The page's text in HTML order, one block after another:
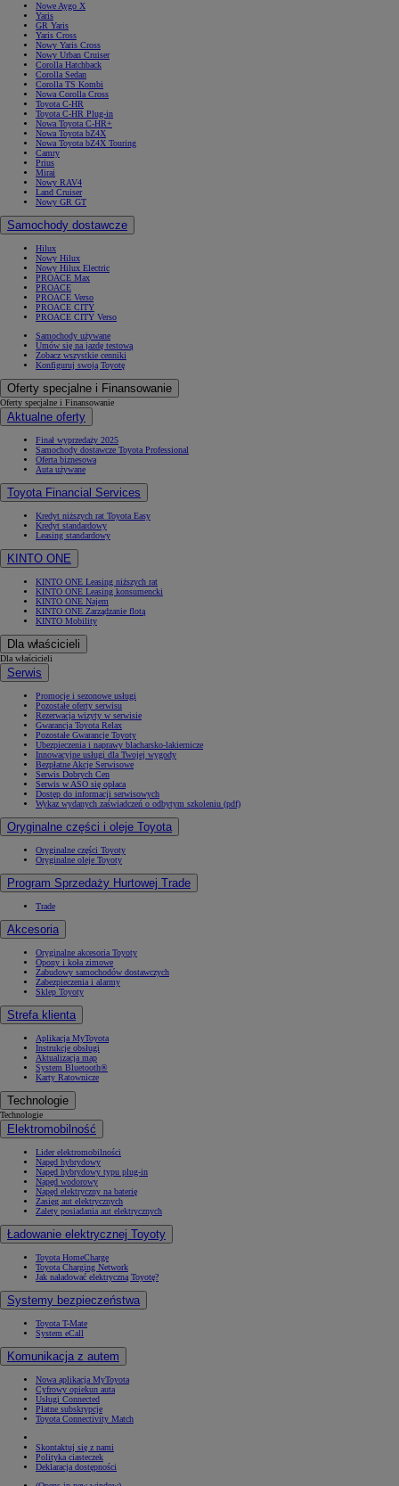
Nowe Aygo X
Yaris
GR Yaris
Yaris Cross
Nowy Yaris Cross
Nowy Urban Cruiser
Corolla Hatchback
Corolla Sedan
Corolla TS Kombi
Nowa Corolla Cross
Toyota C-HR
Toyota C-HR Plug-in
Nowa Toyota C-HR+
Nowa Toyota bZ4X
Nowa Toyota bZ4X Touring
Camry
Prius
Mirai
Nowy RAV4
Land Cruiser
Nowy GR GT
Samochody dostawcze
Hilux
Nowy Hilux
Nowy Hilux Electric
PROACE Max
PROACE
PROACE Verso
PROACE CITY
PROACE CITY Verso
Samochody używane
Umów się na jazdę testową
Zobacz wszystkie cenniki
Konfiguruj swoją Toyotę
Oferty specjalne i Finansowanie
Oferty specjalne i Finansowanie
Aktualne oferty
Finał wyprzedaży 2025
Samochody dostawcze Toyota Professional
Oferta biznesowa
Auta używane
Toyota Financial Services
Kredyt niższych rat Toyota Easy
Kredyt standardowy
Leasing standardowy
KINTO ONE
KINTO ONE Leasing niższych rat
KINTO ONE Leasing konsumencki
KINTO ONE Najem
KINTO ONE Zarządzanie flotą
KINTO Mobility
Dla właścicieli
Dla właścicieli
Serwis
Promocje i sezonowe usługi
Pozostałe oferty serwisu
Rezerwacja wizyty w serwisie
Gwarancja Toyota Relax
Pozostałe Gwarancje Toyoty
Ubezpieczenia i naprawy blacharsko-lakiernicze
Innowacyjne usługi dla Twojej wygody
Bezpłatne Akcje Serwisowe
Serwis Dobrych Cen
Serwis w ASO się opłaca
Dostęp do informacji serwisowych
Wykaz wydanych zaświadczeń o odbytym szkoleniu (pdf)
Oryginalne części i oleje Toyota
Oryginalne części Toyoty
Oryginalne oleje Toyoty
Program Sprzedaży Hurtowej Trade
Trade
Akcesoria
Oryginalne akcesoria Toyoty
Opony i koła zimowe
Zabudowy samochodów dostawczych
Zabezpieczenia i alarmy
Sklep Toyoty
Strefa klienta
Aplikacja MyToyota
Instrukcje obsługi
Aktualizacja map
System Bluetooth®
Karty Ratownicze
Technologie
Technologie
Elektromobilność
Lider elektromobilności
Napęd hybrydowy
Napęd hybrydowy typu plug-in
Napęd wodorowy
Napęd elektryczny na baterię
Zasięg aut elektrycznych
Zalety posiadania aut elektrycznych
Ładowanie elektrycznej Toyoty
Toyota HomeCharge
Toyota Charging Network
Jak naładować elektryczną Toyotę?
Systemy bezpieczeństwa
Toyota T-Mate
System eCall
Komunikacja z autem
Nowa aplikacja MyToyota
Cyfrowy opiekun auta
Usługi Connected
Płatne subskrypcje
Toyota Connectivity Match
Skontaktuj się z nami
Polityka ciasteczek
Deklaracja dostępności